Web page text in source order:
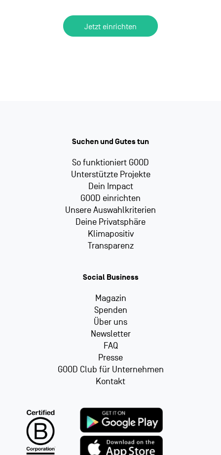
Jetzt einrichten
Suchen und Gutes tun
So funktioniert GOOD
Unterstützte Projekte
Dein Impact
GOOD einrichten
Unsere Auswahlkriterien
Deine Privatsphäre
Klimapositiv
Transparenz
Social Business
Magazin
Spenden
Über uns
Newsletter
FAQ
Presse
GOOD Club für Unternehmen
Kontakt